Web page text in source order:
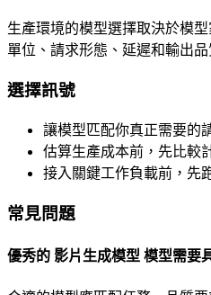
生產環境的模型選擇取決於模
單位、請求形態、延遲和輸出品
選擇訊號
讓模型匹配你真正需要的
估算生產成本前，先比較
接入關鍵工作負載前，先
常見問題
優秀的 影片生成模型 模型需要